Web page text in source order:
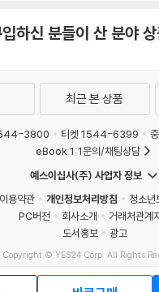
하신 분들이 산 분야
최근 본 상품
3800 티켓 1544-6399
eBook 1:1문의/채팅상담
예스이십사(주) 사업자 정보
이용약관
개인정보처리방침
청소년
PC버전
회사소개
거래처관계
도서홍보
광고
Copyright © YES24 Corp. All Rights